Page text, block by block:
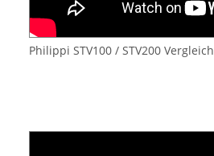
Philippi STV100 / STV200 Vergleich